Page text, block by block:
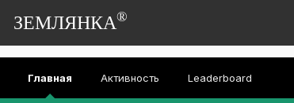
ЗЕМЛЯНКА®
Главная Активность Leaderboard